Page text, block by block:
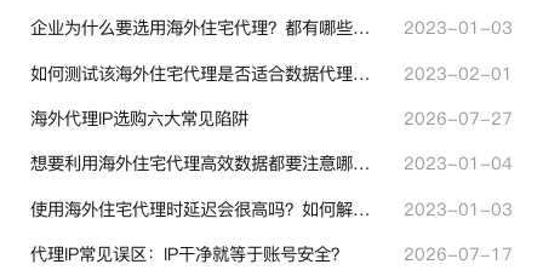
企业为什么要选用海外住宅代理？都有哪些帮助？
2023-01-03
如何测试该海外住宅代理是否适合数据代理使用？
2023-02-01
海外代理IP选购六大常见陷阱
2026-07-27
想要利用海外住宅代理高效数据都要注意哪些地方？
2023-01-04
使用海外住宅代理时延迟会很高吗？如何解决？
2023-01-03
代理IP常见误区：IP干净就等于账号安全？
2026-07-17